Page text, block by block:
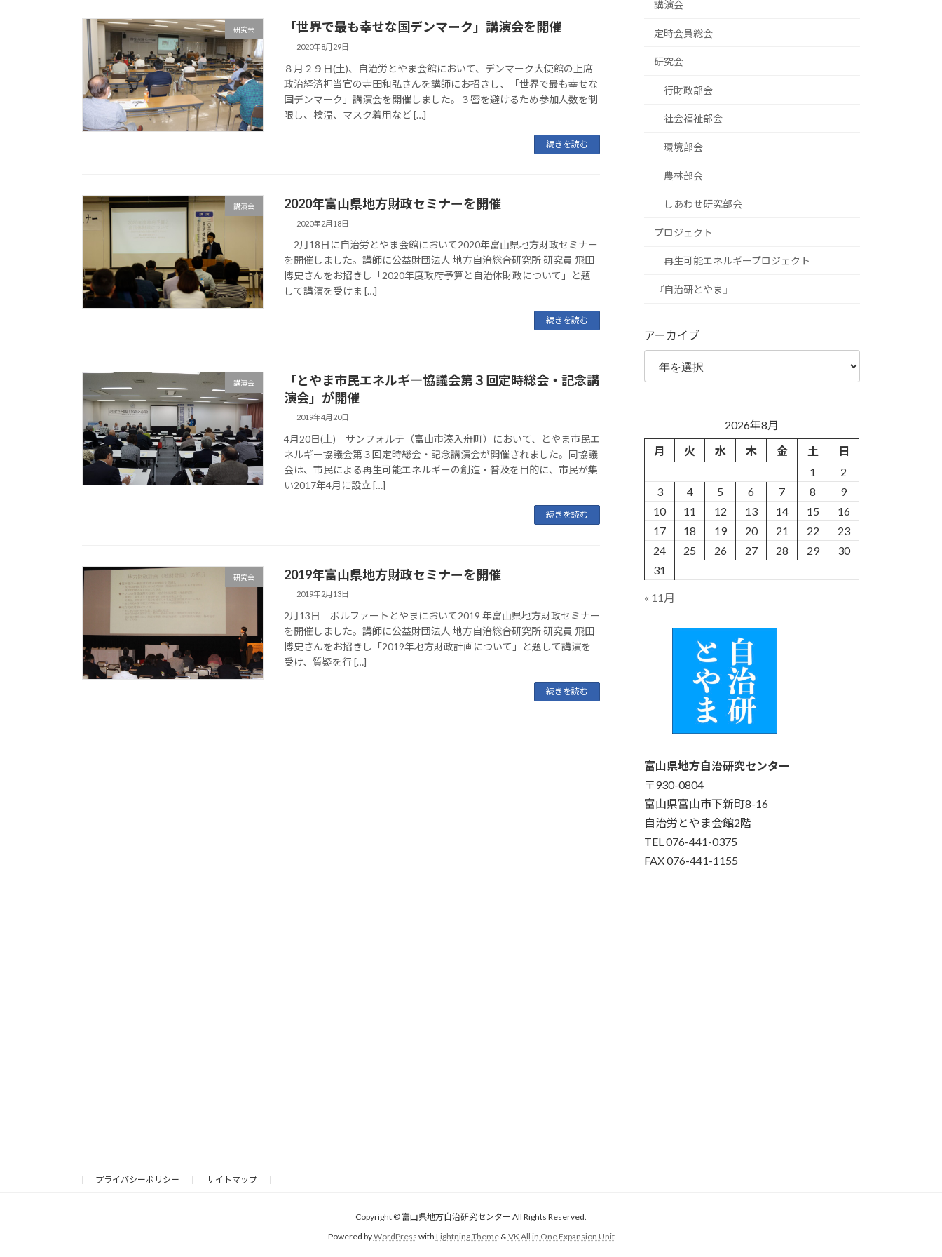
研究会 「世界で最も幸せな国デンマーク」講演会を開催
2020年8月29日
８月２９日(土)、自治労とやま会館において、デンマーク大使館の上席
政治経済担当官の寺田和弘さんを講師にお招きし、「世界で最も幸せな
国デンマーク」講演会を開催しました。３密を避けるため参加人数を制
限し、検温、マスク着用など […]
続きを読む
講演会 2020年富山県地方財政セミナーを開催
2020年2月18日
2月18日に自治労とやま会館において2020年富山県地方財政セミナー
を開催しました。講師に公益財団法人 地方自治総合研究所 研究員 飛田
博史さんをお招きし「2020年度政府予算と自治体財政について」と題
して講演を受けま […]
続きを読む
講演会
「とやま市民エネルギ―協議会第３回定時総会・記念講
演会」が開催
2019年4月20日
4月20日(土) サンフォルテ（富山市湊入舟町）において、とやま市民エ
ネルギー協議会第３回定時総会・記念講演会が開催されました。同協議
会は、市民による再生可能エネルギーの創造・普及を目的に、市民が集
い2017年4月に設立 […]
続きを読む
研究会 2019年富山県地方財政セミナーを開催
2019年2月13日
2月13日 ボルファートとやまにおいて2019 年富山県地方財政セミナー
を開催しました。講師に公益財団法人 地方自治総合研究所 研究員 飛田
博史さんをお招きし「2019年地方財政計画について」と題して講演を
受け、質疑を行 […]
続きを読む
講演会
定時会員総会
研究会
行財政部会
社会福祉部会
環境部会
農林部会
しあわせ研究部会
プロジェクト
再生可能エネルギープロジェクト
『自治研とやま』
アーカイブ
2026年8月
月
火 水 木 金 土
日
1
2
3
4 5 6 7 8
9
10
11 12 13 14 15
16
17
18 19 20 21 22
23
24
25 26 27 28 29
30
31
« 11月
富山県地方自治研究センター
〒930-0804
富山県富山市下新町8-16
自治労とやま会館2階
TEL 076-441-0375
FAX 076-441-1155
プライバシーポリシー サイトマップ
Copyright © 富山県地方自治研究センター All Rights Reserved.
Powered byWordPress with Lightning Theme& VK All in One Expansion Unit